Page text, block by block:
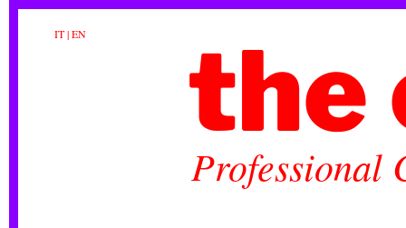
IT|EN the
Professional